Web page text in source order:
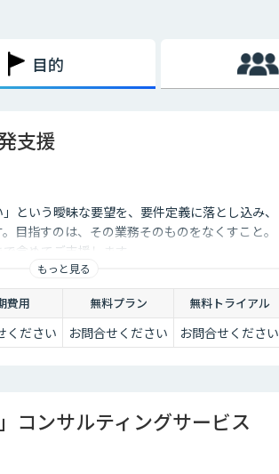
目的
支援
という曖昧な要望を、要件定義に落とし込み、
目指すのは、その業務そのものをなくすこと。
含めてご支援します。
もっと見る
費用 無料プラン 無料トライアル
ください お問合せください お問合せください
コンサルティングサービス